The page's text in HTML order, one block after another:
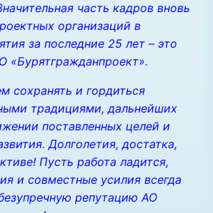
часть кадров вновь
организаций в
за последние 25 лет – это
«Бурятгражданпроект».
сохранять и гордиться
традициями, дальнейших
поставленных целей и
Долголетия, достатка,
Пусть работа ладится,
и совместные усилия всегда
репутацию АО